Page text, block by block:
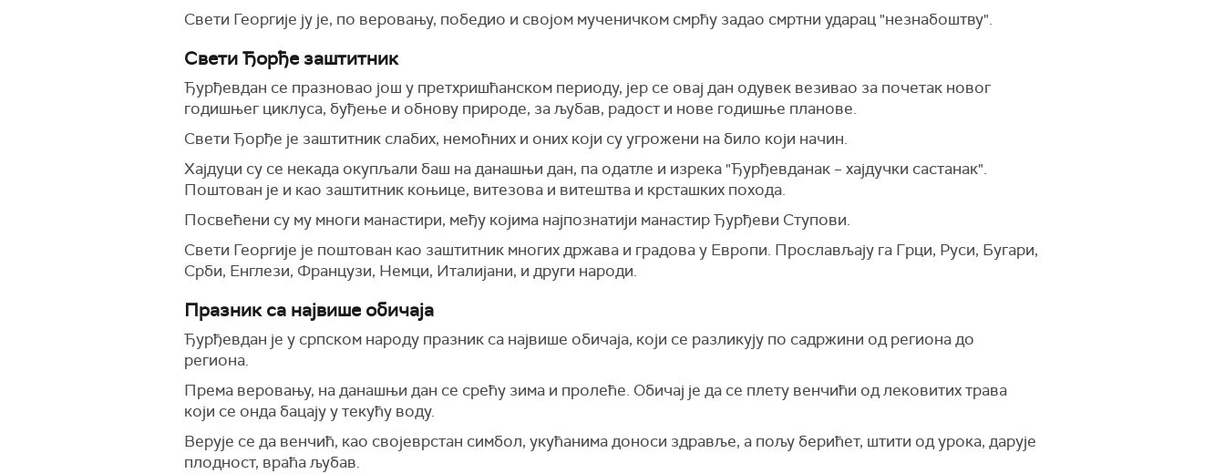
Свети Георгије ју је, по веровању, победио и својом мученичком смрћу задао смртни ударац "незнабоштву".
Свети Ђорђе заштитник
Ђурђевдан се празновао још у претхришћанском периоду, јер се овај дан одувек везивао за почетак новог
годишњег циклуса, буђење и обнову природе, за љубав, радост и нове годишње планове.
Свети Ђорђе је заштитник слабих, немоћних и оних који су угрожени на било који начин.
Хајдуци су се некада окупљали баш на данашњи дан, па одатле и изрека "Ђурђевданак – хајдучки састанак".
Поштован је и као заштитник коњице, витезова и витештва и крсташких похода.
Посвећени су му многи манастири, међу којима најпознатији манастир Ђурђеви Ступови.
Свети Георгије је поштован као заштитник многих држава и градова у Европи. Прослављају га Грци, Руси, Бугари,
Срби, Енглези, Французи, Немци, Италијани, и други народи.
Празник са највише обичаја
Ђурђевдан је у српском народу празник са највише обичаја, који се разликују по садржини од региона до
региона.
Према веровању, на данашњи дан се срећу зима и пролеће. Обичај је да се плету венчићи од лековитих трава
који се онда бацају у текућу воду.
Верује се да венчић, као својеврстан симбол, укућанима доноси здравље, а пољу берићет, штити од урока, дарује
плодност, враћа љубав.